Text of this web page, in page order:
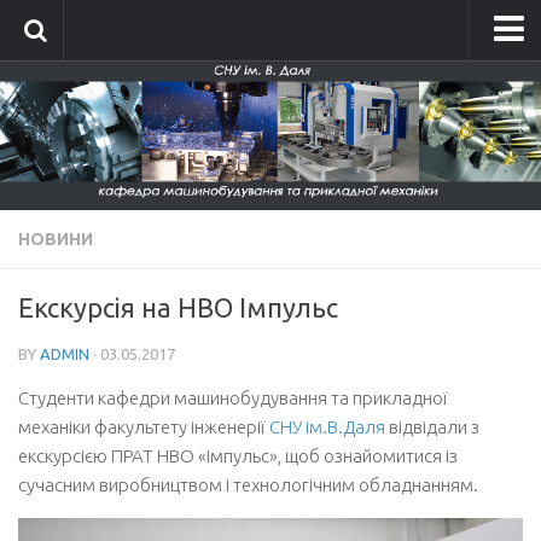
Головна
Про кафедру
Історія кафедри
Склад кафедри
Положення про кафедру
Фотографії 2015-2016
Фотографії 2017-2018
Фотографії 2019-2020
НОВИНИ
Екскурсія на НВО Імпульс
BY ADMIN · 03.05.2017
Студенти кафедри машинобудування та прикладної
механіки факультету інженерії СНУ ім.В.Даля відвідали з
екскурсією ПРАТ НВО «Імпульс», щоб ознайомитися із
сучасним виробництвом і технологічним обладнанням.